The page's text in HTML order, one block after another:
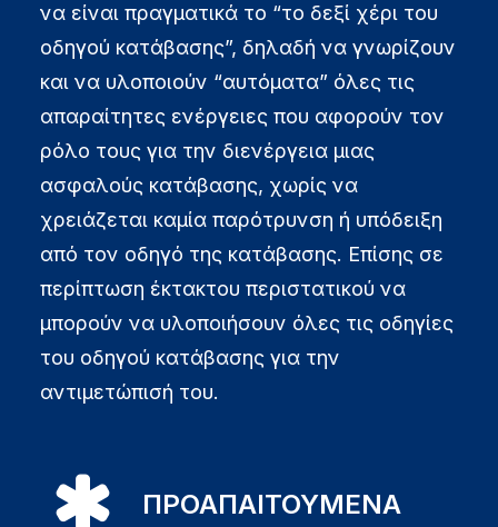
να είναι πραγματικά το “το δεξί χέρι του
οδηγού κατάβασης”, δηλαδή να γνωρίζουν
και να υλοποιούν “αυτόματα” όλες τις
απαραίτητες ενέργειες που αφορούν τον
ρόλο τους για την διενέργεια μιας
ασφαλούς κατάβασης, χωρίς να
χρειάζεται καμία παρότρυνση ή υπόδειξη
από τον οδηγό της κατάβασης. Επίσης σε
περίπτωση έκτακτου περιστατικού να
μπορούν να υλοποιήσουν όλες τις οδηγίες
του οδηγού κατάβασης για την
αντιμετώπισή του.
ΠΡΟΑΠΑΙΤΟΥΜΕΝΑ